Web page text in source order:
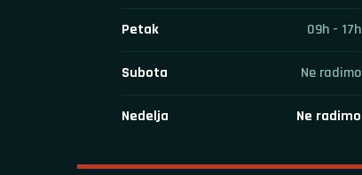
Petak 09h - 17h
Subota Ne radimo
Nedelja Ne radimo